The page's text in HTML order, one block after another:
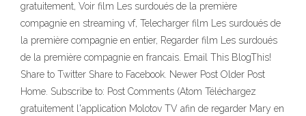
gratuitement, Voir film Les surdoués de la première
compagnie en streaming vf, Telecharger film Les surdoués de
la première compagnie en entier, Regarder film Les surdoués
de la première compagnie en francais. Email This BlogThis!
Share to Twitter Share to Facebook. Newer Post Older Post
Home. Subscribe to: Post Comments (Atom Téléchargez
gratuitement l'application Molotov TV afin de regarder Mary en